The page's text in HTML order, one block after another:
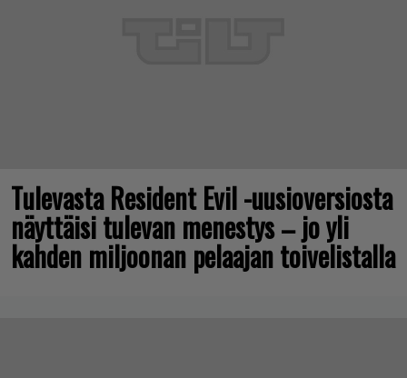
Tulevasta Resident Evil -uusioversiosta
näyttäisi tulevan menestys – jo yli
kahden miljoonan pelaajan toivelistalla